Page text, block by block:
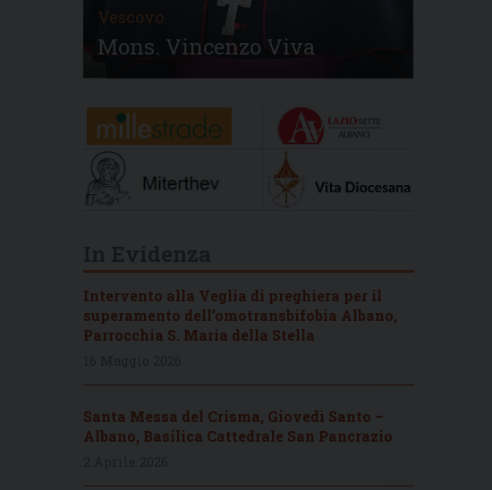
Vescovo
Mons. Vincenzo Viva
Intervento alla Veglia di preghiera per il
superamento dell’omotransbifobia Albano,
Parrocchia S. Maria della Stella
Santa Messa del Crisma, Giovedì Santo –
Albano, Basilica Cattedrale San Pancrazio